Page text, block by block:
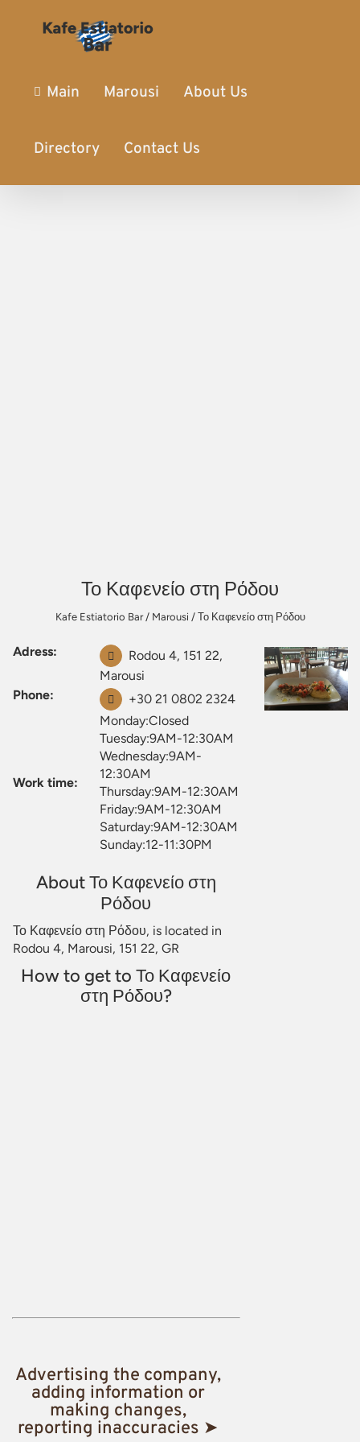
Main Marousi About Us
Directory Contact Us
Το Καφενείο στη Ρόδου
Kafe Estiatorio Bar/ Marousi / Το Καφενείο στη Ρόδου
Adress:
Rodou 4, 151 22,
Marousi
Phone:
+30 21 0802 2324
Work time:
Monday:Closed
Tuesday:9AM-12:30AM
Wednesday:9AM-
12:30AM
Thursday:9AM-12:30AM
Friday:9AM-12:30AM
Saturday:9AM-12:30AM
Sunday:12-11:30PM
About Το Καφενείο στη
Ρόδου
Το Καφενείο στη Ρόδου, is located in
Rodou 4, Marousi, 151 22, GR
How to get to Το Καφενείο
στη Ρόδου?
Advertising the company,
adding information or
making changes,
reporting inaccuracies ➤